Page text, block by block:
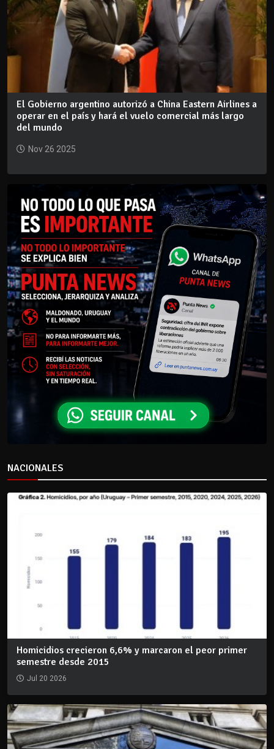
El Gobierno argentino autorizó a China Eastern Airlines a
operar en el país y hará el vuelo comercial más largo
del mundo
Nov 26 2025
NACIONALES
Homicidios crecieron 6,6% y marcaron el peor primer
semestre desde 2015
Jul 20 2026